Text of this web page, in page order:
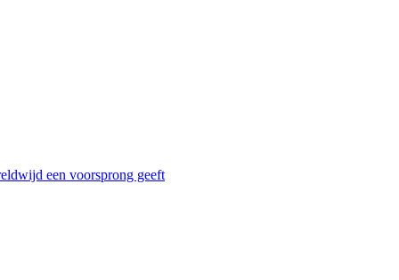
een voorsprong geeft